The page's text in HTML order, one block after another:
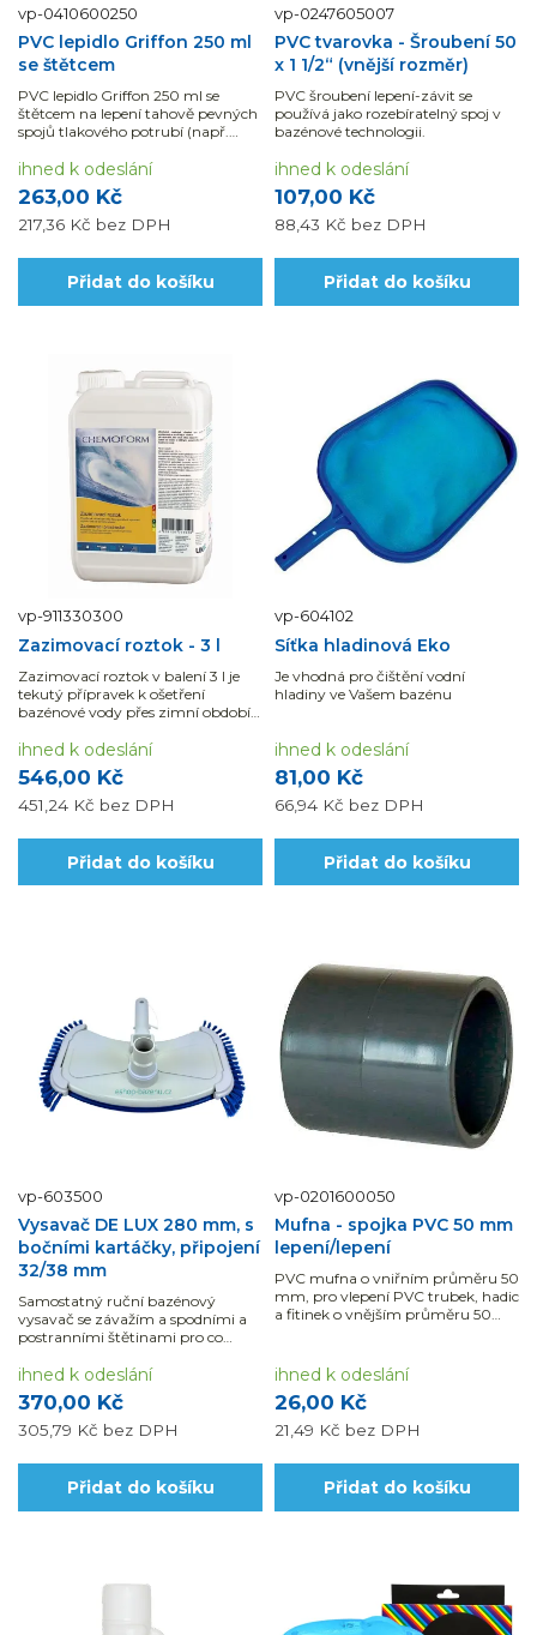
vp-0410600250
PVC lepidlo Griffon 250 ml
se štětcem
PVC lepidlo Griffon 250 ml se
štětcem na lepení tahově pevných
spojů tlakového potrubí (např.
PVC-U. Pro kvalitní lepený spoj je
nutné použít čistič, který lepené...
263,00 Kč
217,36 Kč bez DPH
ihned k odeslání
Přidat do košíku
vp-0247605007
PVC tvarovka - Šroubení 50
x 1 1/2“ (vnější rozměr)
PVC šroubení lepení-závit se
používá jako rozebíratelný spoj v
bazénové technologii.
107,00 Kč
88,43 Kč bez DPH
ihned k odeslání
Přidat do košíku
vp-911330300
Zazimovací roztok - 3 l
Zazimovací roztok v balení 3 l je
tekutý přípravek k ošetření
bazénové vody přes zimní období,
546,00 Kč
451,24 Kč bez DPH
ihned k odeslání
Přidat do košíku
vp-604102
Síťka hladinová Eko
Je vhodná pro čištění vodní
hladiny ve Vašem bazénu
81,00 Kč
66,94 Kč bez DPH
ihned k odeslání
Přidat do košíku
vp-603500
Vysavač DE LUX 280 mm, s
bočními kartáčky, připojení
32/38 mm
Samostatný ruční bazénový
vysavač se závažím a spodními a
postranními štětinami pro co
370,00 Kč
305,79 Kč bez DPH
ihned k odeslání
Přidat do košíku
vp-0201600050
Mufna - spojka PVC 50 mm
lepení/lepení
PVC mufna o vniřním průměru 50
mm, pro vlepení PVC trubek, hadic
a fitinek o vnějším průměru 50
26,00 Kč
21,49 Kč bez DPH
ihned k odeslání
Přidat do košíku